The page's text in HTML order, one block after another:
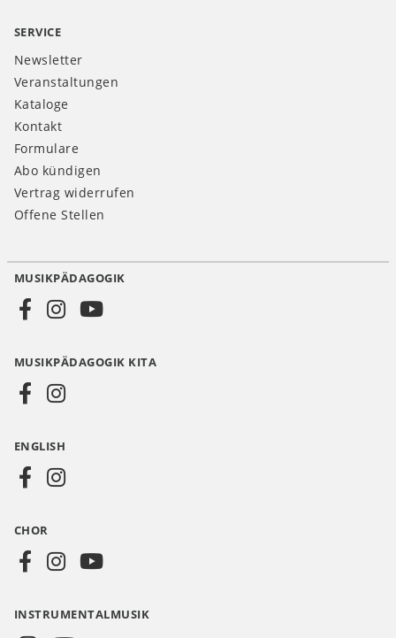
SERVICE
Newsletter
Veranstaltungen
Kataloge
Kontakt
Formulare
Abo kündigen
Vertrag widerrufen
Offene Stellen
Social
Media
DE
MUSIKPÄDAGOGIK
MUSIKPÄDAGOGIK KITA
ENGLISH
CHOR
INSTRUMENTALMUSIK